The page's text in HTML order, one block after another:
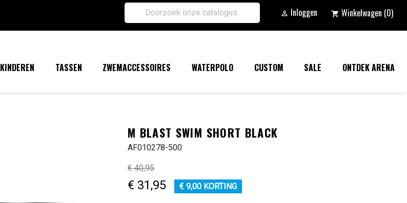
 Inloggen shopping_cart Winkelwagen (0)
KINDEREN TASSEN ZWEMACCESSOIRES WATERPOLO CUSTOM SALE ONTDEK ARENA
M BLAST SWIM SHORT BLACK
AF010278-500
€ 40,95
€ 31,95 € 9,00 KORTING